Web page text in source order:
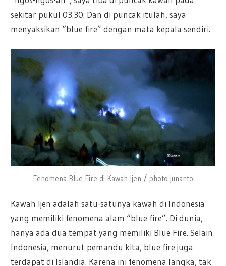
sekitar pukul 03.30. Dan di puncak itulah, saya
menyaksikan “blue fire” dengan mata kepala sendiri.
Fenomena Blue Fire di Kawah Ijen / photo junanto
Kawah Ijen adalah satu-satunya kawah di Indonesia
yang memiliki fenomena alam “blue fire”. Di dunia,
hanya ada dua tempat yang memiliki Blue Fire. Selain
Indonesia, menurut pemandu kita, blue fire juga
terdapat di Islandia. Karena ini fenomena langka, tak